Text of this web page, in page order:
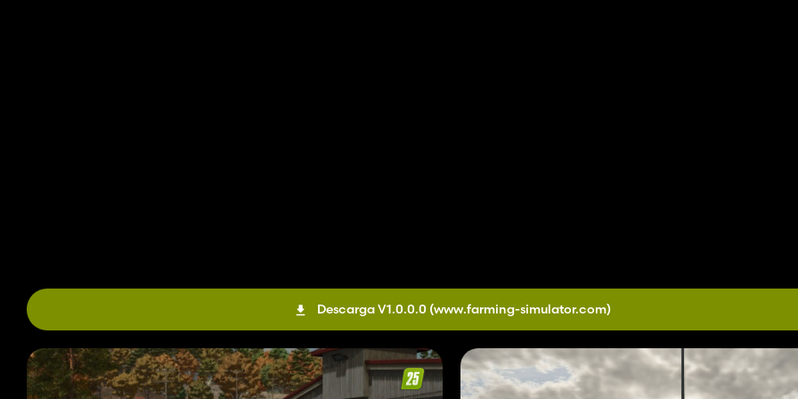
Descarga V1.0.0.0 (www.farming-simulator.com)